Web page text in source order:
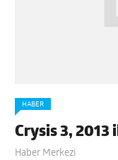
HABER
Crysis 3, 2013
Haber Merkezi